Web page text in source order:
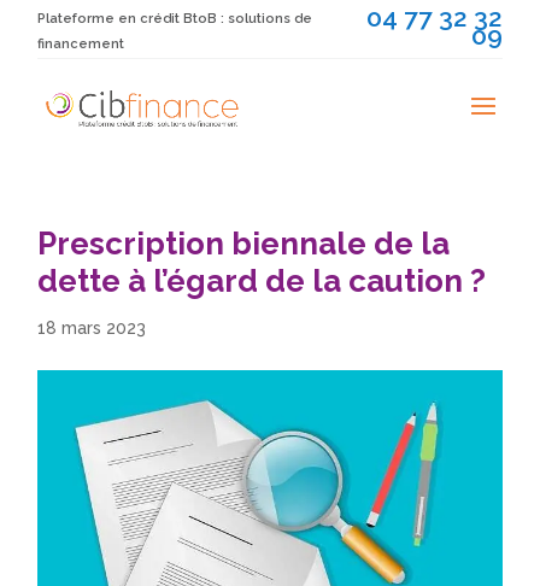
Plateforme en crédit BtoB : solutions de
financement
04 77 32 32
09
Prescription biennale de la
dette à l’égard de la caution ?
18 mars 2023